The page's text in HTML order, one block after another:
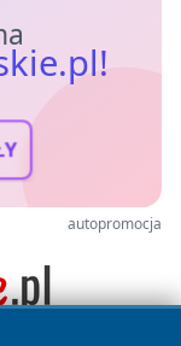
autopromocja